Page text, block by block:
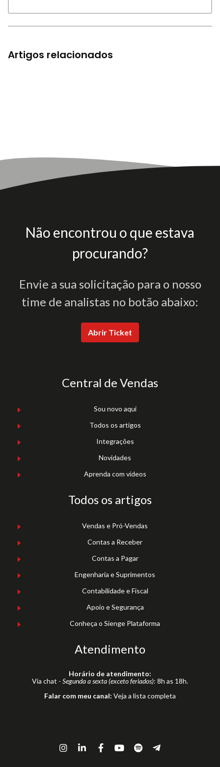
Artigos relacionados
Não encontrou o que estava
procurando?
Envie a sua solicitação para o nosso
time de analistas no botão abaixo:
Abrir Ticket
Central de Vendas
Sou novo aqui
Todos os artigos
Integrações
Novidades
Aprenda com vídeos
Todos os artigos
Vendas e Pró-Vendas
Contas a Receber
Contas a Pagar
Engenharia e Suprimentos
Contabilidade e Fiscal
Apoio e Segurança
Conheça o Sienge Plataforma
Atendimento
Horário de atendimento:
Via chat - Segunda a sexta (exceto feriados): 8h as 18h.
Falar com meu canal: Veja a lista completa